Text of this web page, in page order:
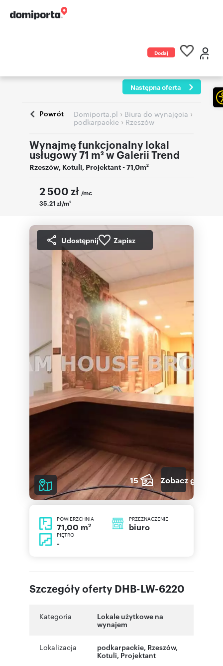
Dodaj
Następna oferta
Powrót Domiporta.pl › Biura do wynajęcia ›
podkarpackie › Rzeszów
Wynajmę funkcjonalny lokal
usługowy 71 m² w Galerii Trend
Rzeszów, Kotuli, Projektant- 71,0m2
2 500 zł /mc
35,21 zł/m2
Udostępnij Zapisz
15 Zobacz galerię
POWIERZCHNIA
71,00 m2
PRZEZNACZENIE
biuro
PIĘTRO
-
Szczegóły oferty DHB-LW-6220
Kategoria
Lokale użytkowe na
wynajem
Lokalizacja podkarpackie, Rzeszów,
Kotuli, Projektant